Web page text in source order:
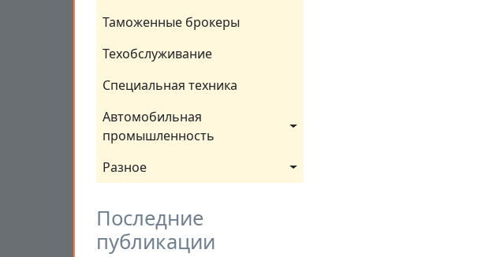
Таможенные брокеры
Техобслуживание
Специальная техника
Автомобильная
промышленность
Разное
Последние
публикации